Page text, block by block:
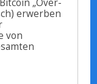
erwerben
von